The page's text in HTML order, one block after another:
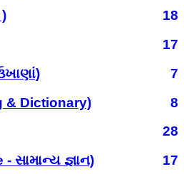
18
17
7
& Dictionary)
8
28
સામાન્ય જ્ઞાન)
17